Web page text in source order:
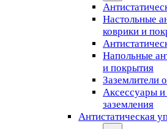
Настольные
коврики и
Напольные
и покрытия
Заземлители
Аксессуары
заземления
Антистатическая